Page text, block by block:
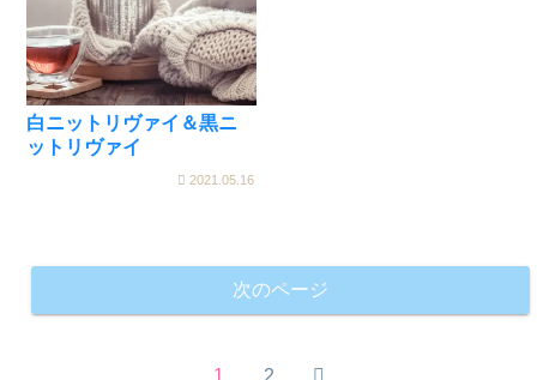
白ニットリヴァイ＆黒ニ
ットリヴァイ
2021.05.16
次のページ
1 2
次